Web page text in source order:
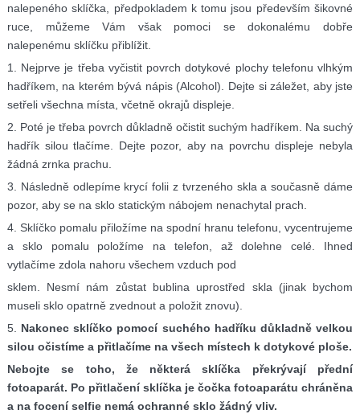
nalepeného sklíčka, předpokladem k tomu jsou především šikovné
ruce, můžeme Vám však pomoci se dokonalému dobře
nalepenému sklíčku přiblížit.
1. Nejprve je třeba vyčistit povrch dotykové plochy telefonu vlhkým
hadříkem, na kterém bývá nápis (Alcohol). Dejte si záležet, aby jste
setřeli všechna místa, včetně okrajů displeje.
2. Poté je třeba povrch důkladně očistit suchým hadříkem. Na suchý
hadřík silou tlačíme. Dejte pozor, aby na povrchu displeje nebyla
žádná zrnka prachu.
3. Následně odlepíme krycí folii z tvrzeného skla a současně dáme
pozor, aby se na sklo statickým nábojem nenachytal prach.
4. Sklíčko pomalu přiložíme na spodní hranu telefonu, vycentrujeme
a sklo pomalu položíme na telefon, až dolehne celé. Ihned
vytlačíme zdola nahoru všechem vzduch pod
sklem. Nesmí nám zůstat bublina uprostřed skla (jinak bychom
museli sklo opatrně zvednout a položit znovu).
5.
Nakonec sklíčko pomocí suchého hadříku důkladně velkou
silou očistíme a přitlačíme na všech místech k dotykové ploše.
Nebojte se toho, že některá sklíčka překrývají přední
fotoaparát. Po přitlačení sklíčka je čočka fotoaparátu chráněna
a na focení selfie nemá ochranné sklo žádný vliv.